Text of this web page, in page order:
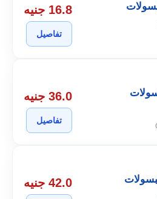
16.8 جنيه
تفاصيل
36.0 جنيه
تفاصيل
42.0 جنيه